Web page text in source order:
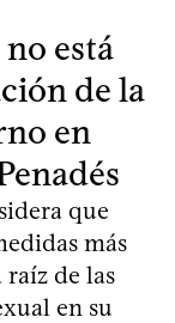
está
de la
en
que
más
raíz de las
en su